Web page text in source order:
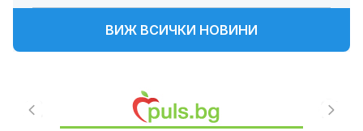
ВИЖ ВСИЧКИ НОВИНИ